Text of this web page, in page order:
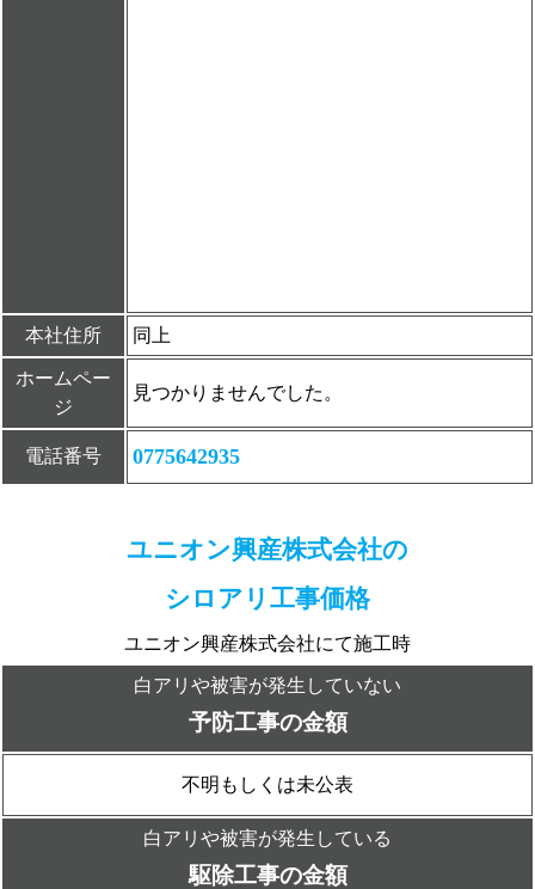
本社住所 同上
ホームペー
ジ
見つかりませんでした。
電話番号 0775642935
ユニオン興産株式会社の
シロアリ工事価格
ユニオン興産株式会社にて施工時
白アリや被害が発生していない
予防工事の金額
不明もしくは未公表
白アリや被害が発生している
駆除工事の金額